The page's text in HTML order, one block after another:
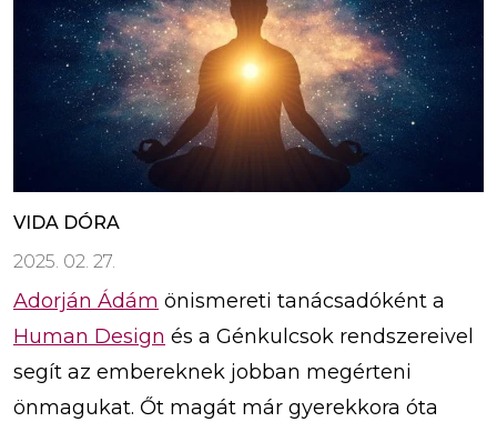
VIDA DÓRA
2025. 02. 27.
Adorján Ádám önismereti tanácsadóként a
Human Design és a Génkulcsok rendszereivel
segít az embereknek jobban megérteni
önmagukat. Őt magát már gyerekkora óta